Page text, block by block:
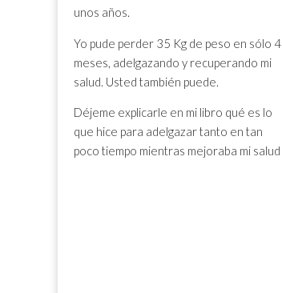
unos años.
Yo pude perder 35 Kg de peso en sólo 4
meses, adelgazando y recuperando mi
salud. Usted también puede.
Déjeme explicarle en mi libro qué es lo
que hice para adelgazar tanto en tan
poco tiempo mientras mejoraba mi salud